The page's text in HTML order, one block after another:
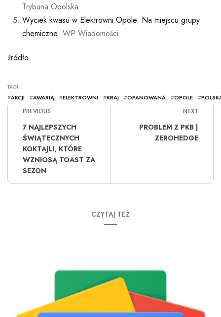
Trybuna Opolska
Wyciek kwasu w Elektrowni Opole. Na miejscu grupy
chemiczne WP Wiadomości
źródło
TAGI:
#AKCJI #AWARIĄ #ELEKTROWNI #KRAJ #OPANOWANA #OPOLE #
PREVIOUS
7 NAJLEPSZYCH
ŚWIĄTECZNYCH
KOKTAJLI, KTÓRE
WZNIOSĄ TOAST ZA
SEZON
NEXT
PROBLEM Z PKB |
ZEROHEDGE
CZYTAJ TEŻ